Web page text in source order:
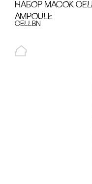
НАБОР МАсОК
AMPOULE
cELLBN